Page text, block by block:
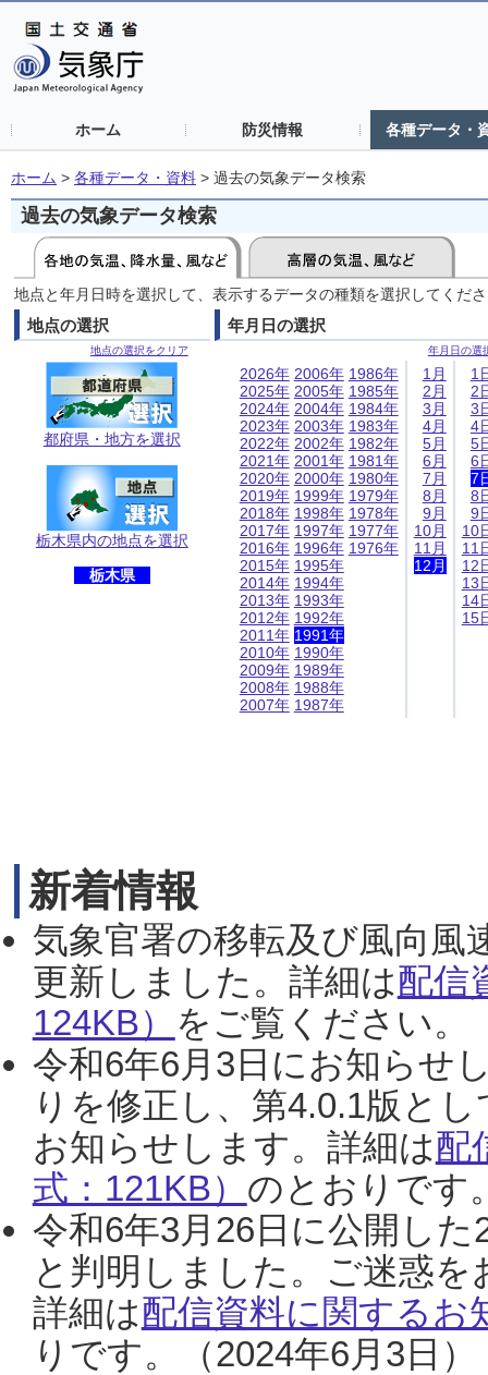
ホーム 防災情報 各種データ・
ホーム > 各種データ・資料 > 過去の気象データ検索
過去の気象データ検索
地点と年月日時を選択して、表示するデータの種類を選択してくだ
地点の選択
地点の選択をクリア
都府県・地方を選択
栃木県内の地点を選択
栃木県
年月日の選択
年月日の選
2026年
2025年
2024年
2023年
2022年
2021年
2020年
2019年
2018年
2017年
2016年
2015年
2014年
2013年
2012年
2011年
2010年
2009年
2008年
2007年
2006年
2005年
2004年
2003年
2002年
2001年
2000年
1999年
1998年
1997年
1996年
1995年
1994年
1993年
1992年
1991年
1990年
1989年
1988年
1987年
1986年
1985年
1984年
1983年
1982年
1981年
1980年
1979年
1978年
1977年
1976年
1月
2月
3月
4月
5月
6月
7月
8月
9月
10月
11月
12月
1
2
3
4
5
6
7
8
9
10
11
12
13
14
15
新着情報
気象官署の移転及び風向風
更新しました。詳細は配信
124KB） をご覧ください。
令和6年6月3日にお知らせ
りを修正し、第4.0.1版と
お知らせします。詳細は配
式：121KB） のとおりです
令和6年3月26日に公開し
と判明しました。ご迷惑
詳細は配信資料に関するお
りです。（2024年6月3日）